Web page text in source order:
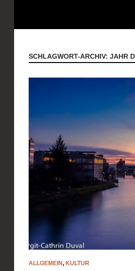
SCHLAGWORT-ARCHIV: JAHR
ALLGEMEIN, KULTUR